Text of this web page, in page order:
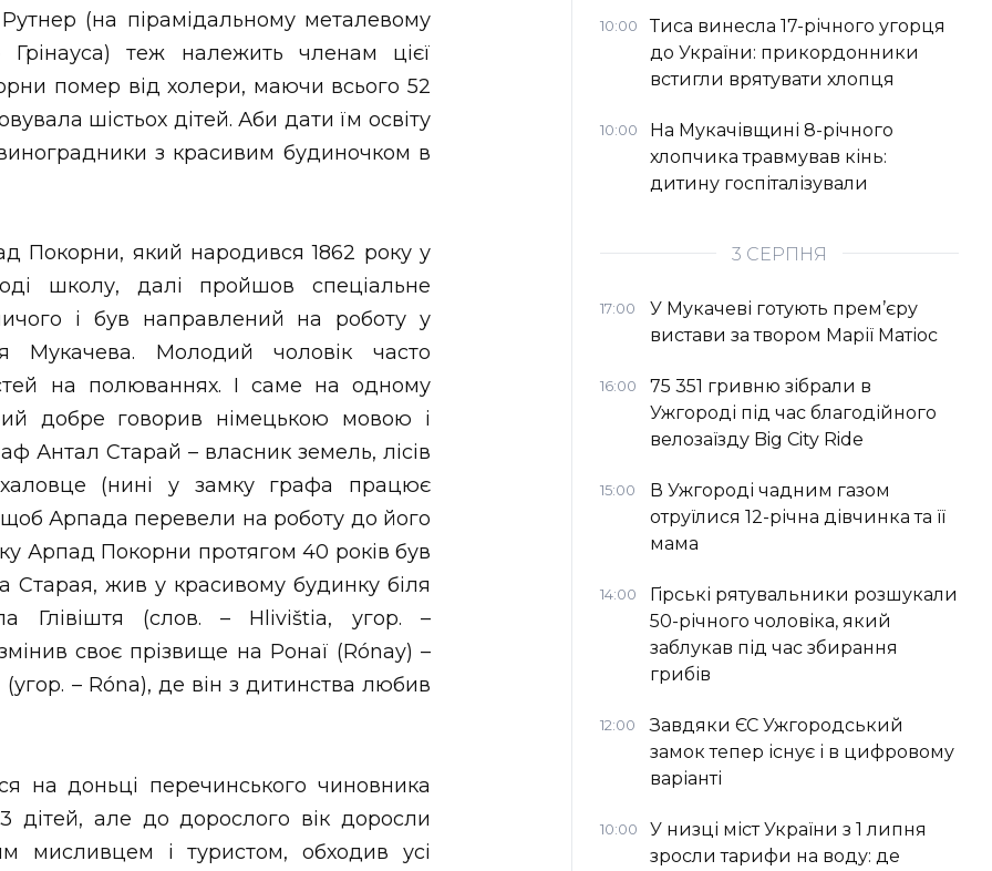
(на пірамідальному металевому
теж належить членам цієї
помер від холери, маючи всього 52
шістьох дітей. Аби дати їм освіту
з красивим будиночком в
Покорни, який народився 1862 року у
школу, далі пройшов спеціальне
і був направлений на роботу у
Мукачева. Молодий чоловік часто
на полюваннях. І саме на одному
добре говорив німецькою мовою і
Антал Старай – власник земель, лісів
(нині у замку графа працює
щоб Арпада перевели на роботу до його
Арпад Покорни протягом 40 років був
Старая, жив у красивому будинку біля
Глівіштя (слов. – Hlivištia, угор. –
своє прізвище на Ронаї (Rónay) –
– Róna), де він з дитинства любив
на доньці перечинського чиновника
дітей, але до дорослого вік доросли
мисливцем і туристом, обходив усі
10:00
Тиса винесла 17-річного угорця
до України: прикордонники
встигли врятувати хлопця
10:00
На Мукачівщині 8-річного
хлопчика травмував кінь:
дитину госпіталізували
3 СЕРПНЯ
17:00
У Мукачеві готують прем’єру
вистави за твором Марії Матіос
16:00
75 351 гривню зібрали в
Ужгороді під час благодійного
велозаїзду Big Сity Ride
15:00
В Ужгороді чадним газом
отруїлися 12-річна дівчинка та її
мама
14:00
Гірські рятувальники розшукали
50-річного чоловіка, який
заблукав під час збирання
грибів
12:00
Завдяки ЄС Ужгородський
замок тепер існує і в цифровому
варіанті
10:00
У низці міст України з 1 липня
зросли тарифи на воду: де